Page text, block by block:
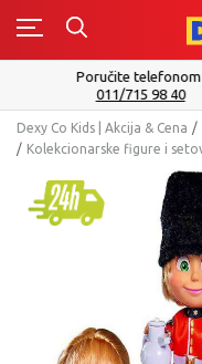
Isporuku možete
Dexy Co Kids | Akcija & Cena
Kolekcionarske figure i